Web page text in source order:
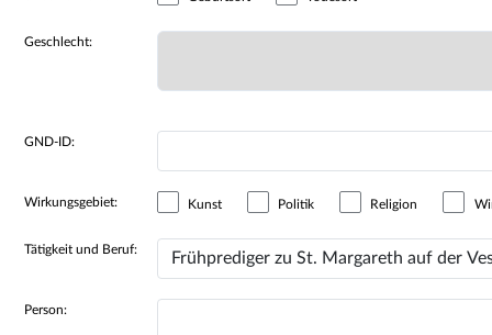
Geschlecht:
GND-ID:
Wirkungsgebiet: Kunst Politik Religion
Tätigkeit und Beruf:
Person: